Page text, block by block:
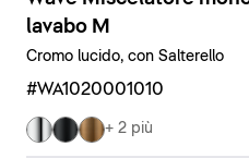
lavabo M
Cromo lucido, con Salterello
#WA1020001010
+ 2 più